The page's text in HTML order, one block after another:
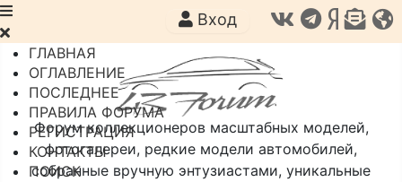
Форум коллекционеров масштабных моделей,
фотогалереи, редкие модели автомобилей,
собранные вручную энтузиастами, уникальные
Вход
ГЛАВНАЯ
ОГЛАВЛЕНИЕ
ПОСЛЕДНЕЕ
ПРАВИЛА ФОРУМА
РЕГИСТРАЦИЯ
КОНТАКТЫ
ПОИСК